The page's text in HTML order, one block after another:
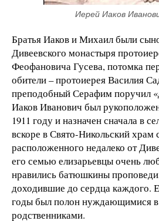
Иерей Иаков
Братья Иаков и Михаил были
Дивеевского монастыря
Феофановича Гусева, потомка
обители – протоиерея Василия
преподобный Серафим поручил
Иаков Иванович был
1911 году и назначен сначала в
вскоре в Свято-Никольский храм
расположенного недалеко от
его семью елизарьевцы очень
нравились батюшкины
доходившие до сердца каждого.
годы был полон нуждающимися в
родственниками.